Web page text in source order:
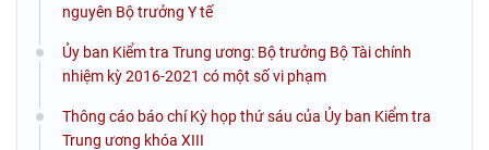
nguyên Bộ trưởng Y tế
Ủy ban Kiểm tra Trung ương: Bộ trưởng Bộ Tài chính
nhiệm kỳ 2016-2021 có một số vi phạm
Thông cáo báo chí Kỳ họp thứ sáu của Ủy ban Kiểm tra
Trung ương khóa XIII